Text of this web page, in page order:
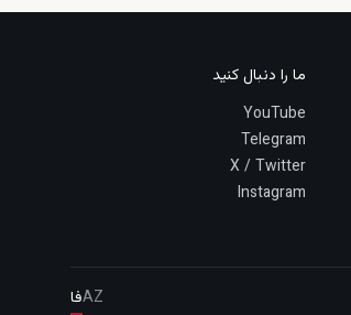
ما را دنبال کنید
YouTube
Telegram
X / Twitter
Instagram
AZفا